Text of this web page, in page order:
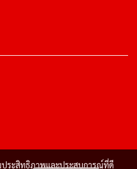
ประสิทธิภาพและประสบการณ์ที่ดี